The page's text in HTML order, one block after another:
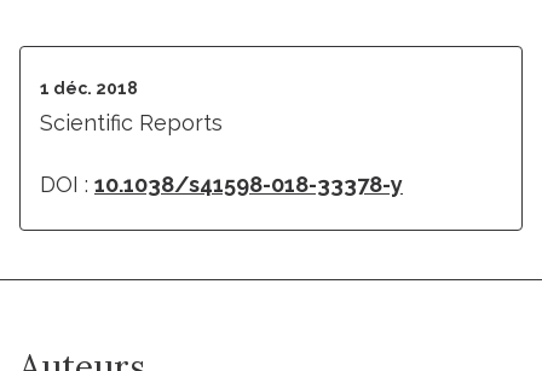
1 déc. 2018
Scientific Reports
DOI : 10.1038/s41598-018-33378-y